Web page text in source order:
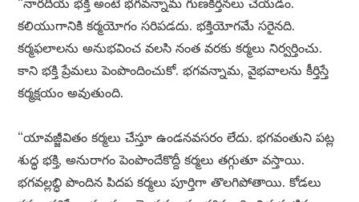
“నారదీయ భక్తి అంటే భగవన్నామ గుణకీర్తనలు చేయడం.
కలియుగానికి కర్మయోగం సరిపడదు. భక్తియోగమే సరైనది.
కర్మఫలాలను అనుభవించ వలసి నంత వరకు కర్మలు నిర్వర్తించు.
కాని భక్తి ప్రేమలు పెంపొందించుకో. భగవన్నామ, వైభవాలను కీర్తిస్తే
కర్మక్షయం అవుతుంది.
“యావజ్జీవితం కర్మలు చేస్తూ ఉండనవసరం లేదు. భగవంతుని పట్ల
శుద్ధ భక్తి, అనురాగం పెంపొందేకొద్దీ కర్మలు తగ్గుతూ వస్తాయి.
భగవల్లబ్ధి పొందిన పిదప కర్మలు పూర్తిగా తొలగిపోతాయి. కోడలు